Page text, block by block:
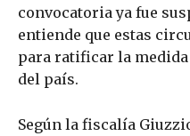
convocatoria ya fue
entiende que estas
para ratificar la
del país.
Según la fiscalía